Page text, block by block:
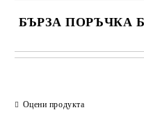
БЪРЗА ПОРЪЧКА
Оцени продукта